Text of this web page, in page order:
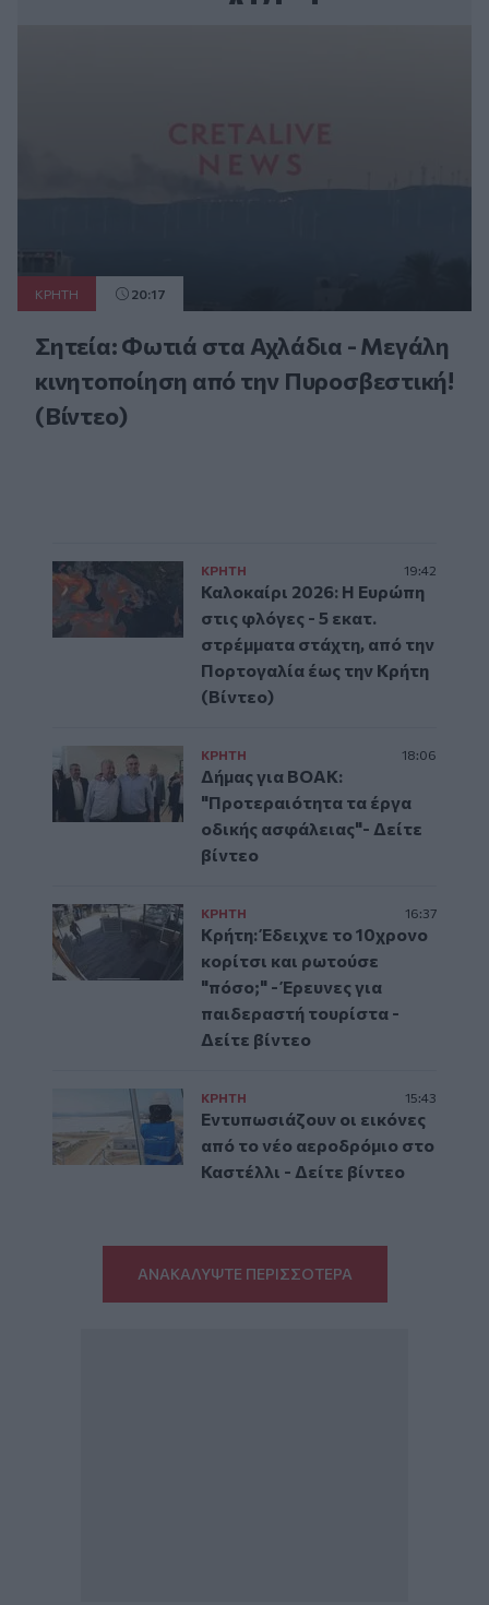
ΚΡΗΤΗ 20:17
Σητεία: Φωτιά στα Αχλάδια - Μεγάλη
κινητοποίηση από την Πυροσβεστική!
(Βίντεο)
ΚΡΗΤΗ 19:42
Καλοκαίρι 2026: Η Ευρώπη
στις φλόγες - 5 εκατ.
στρέμματα στάχτη, από την
Πορτογαλία έως την Κρήτη
(Βίντεο)
ΚΡΗΤΗ 18:06
Δήμας για ΒΟΑΚ:
"Προτεραιότητα τα έργα
οδικής ασφάλειας"- Δείτε
βίντεο
ΚΡΗΤΗ 16:37
Κρήτη: Έδειχνε το 10χρονο
κορίτσι και ρωτούσε
"πόσο;" - Έρευνες για
παιδεραστή τουρίστα -
Δείτε βίντεο
ΚΡΗΤΗ 15:43
Εντυπωσιάζουν οι εικόνες
από το νέο αεροδρόμιο στο
Καστέλλι - Δείτε βίντεο
ΑΝΑΚΑΛΥΨΤΕ ΠΕΡΙΣΣΟΤΕΡΑ